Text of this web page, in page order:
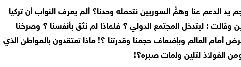
يد الدعم عنا وهمُّ السوريين نتحمله وحدنا؟ ألم يعرف النواب أن تركيا
: ليتدخل المجتمع الدولي ؟ فلماذا لم نثق بأنفسنا ؟ وصرخنا
أمام العالم وبإضعاف حجمنا وقدرتنا ؟! ماذا تعتقدون بالمواطن الذي
الفولاذ لتلين ولمات صبره؟!